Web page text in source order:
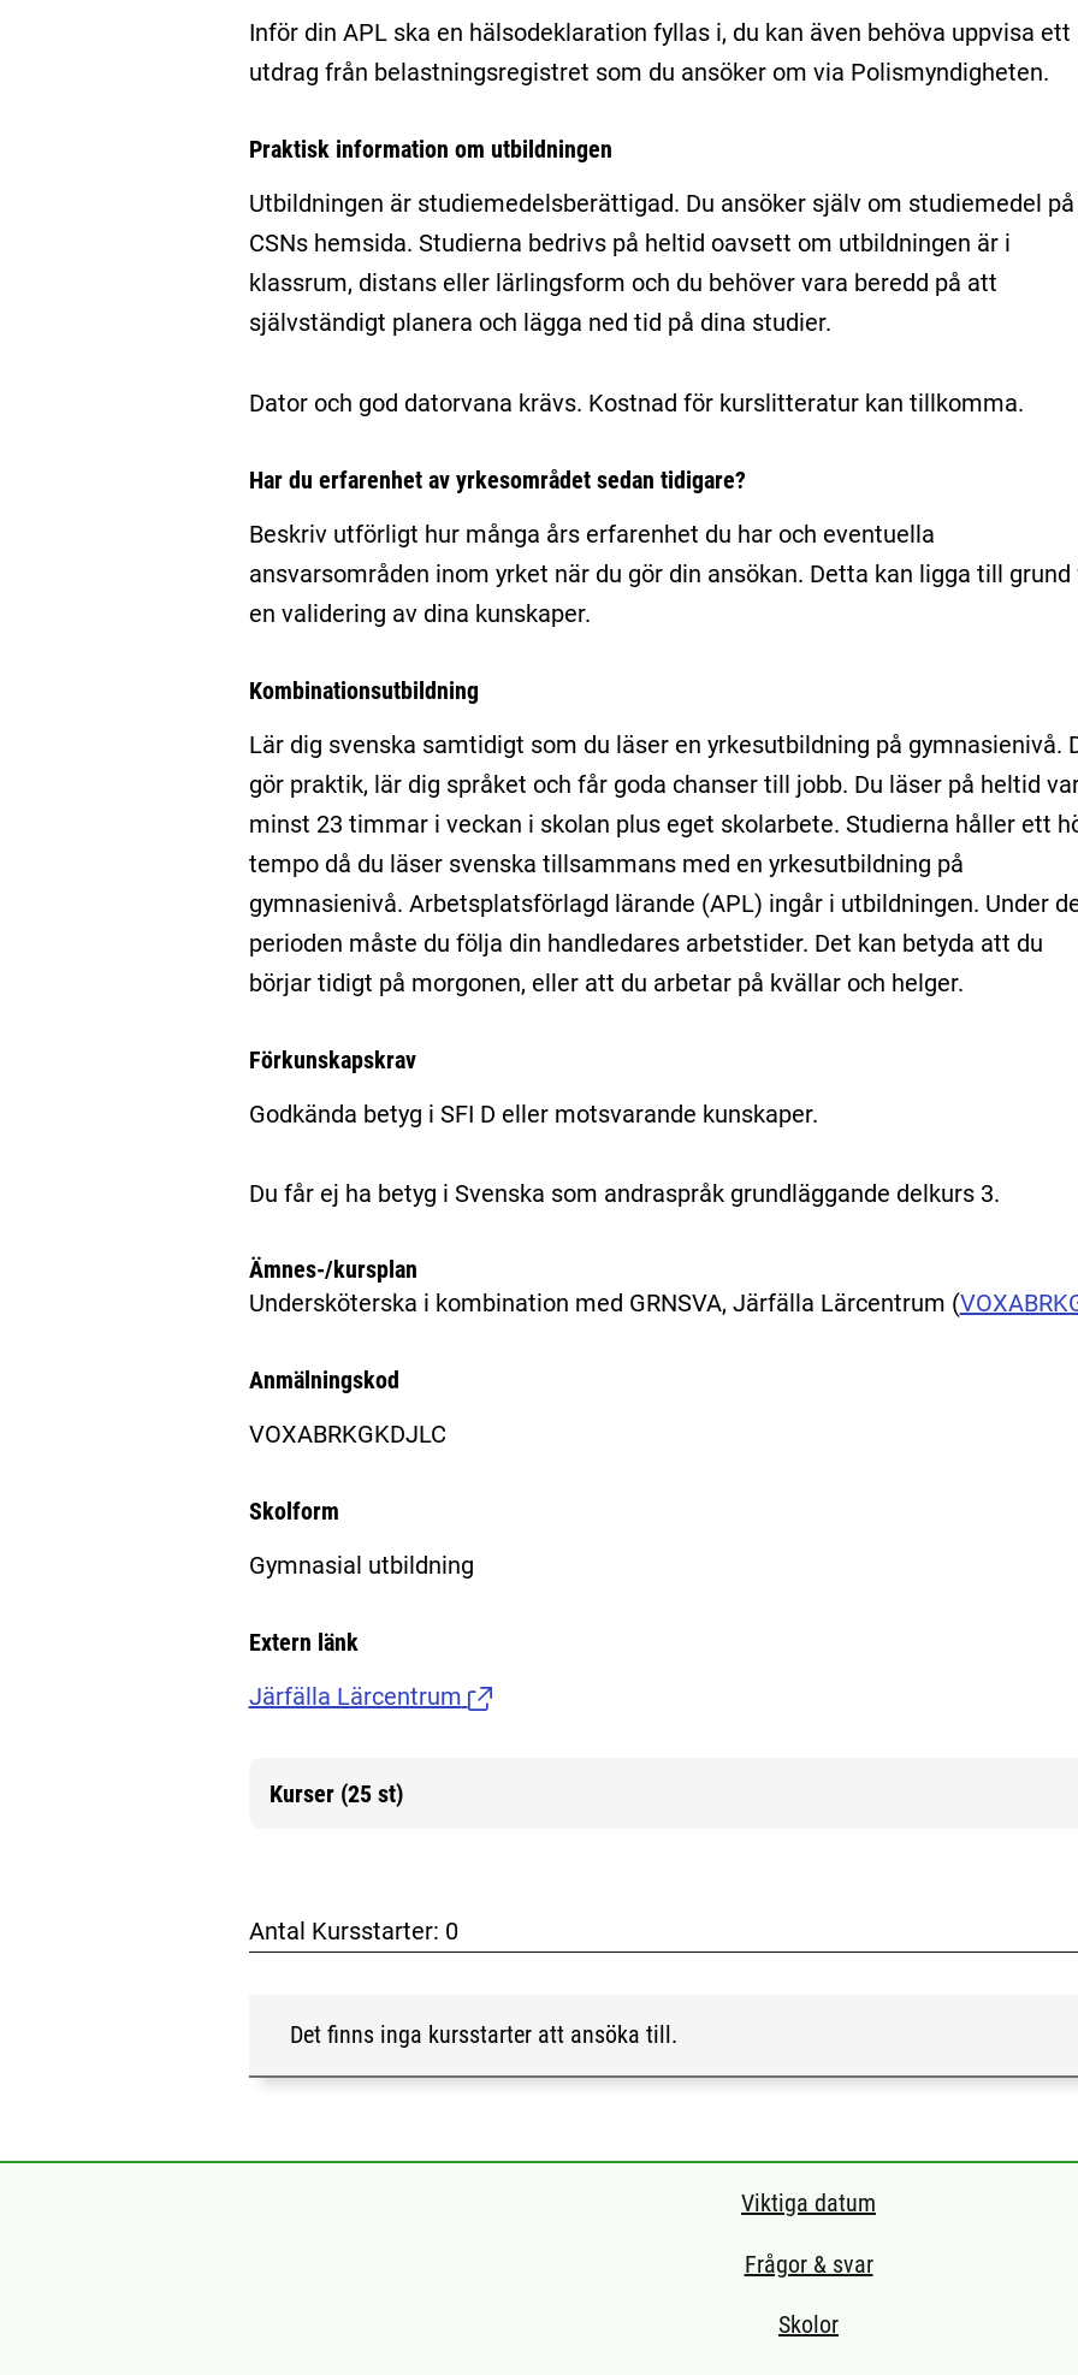
Inför din APL ska en hälsodeklaration fyllas i, du kan även behöva uppvisa ett
utdrag från belastningsregistret som du ansöker om via Polismyndigheten.
Praktisk information om utbildningen
Utbildningen är studiemedelsberättigad. Du ansöker själv om studiemedel på
CSNs hemsida. Studierna bedrivs på heltid oavsett om utbildningen är i
klassrum, distans eller lärlingsform och du behöver vara beredd på att
självständigt planera och lägga ned tid på dina studier.
Dator och god datorvana krävs. Kostnad för kurslitteratur kan tillkomma.
Har du erfarenhet av yrkesområdet sedan tidigare?
Beskriv utförligt hur många års erfarenhet du har och eventuella
ansvarsområden inom yrket när du gör din ansökan. Detta kan ligga till grund
en validering av dina kunskaper.
Kombinationsutbildning
Lär dig svenska samtidigt som du läser en yrkesutbildning på gymnasienivå.
gör praktik, lär dig språket och får goda chanser till jobb. Du läser på heltid
minst 23 timmar i veckan i skolan plus eget skolarbete. Studierna håller ett
tempo då du läser svenska tillsammans med en yrkesutbildning på
gymnasienivå. Arbetsplatsförlagd lärande (APL) ingår i utbildningen. Under
perioden måste du följa din handledares arbetstider. Det kan betyda att du
börjar tidigt på morgonen, eller att du arbetar på kvällar och helger.
Förkunskapskrav
Godkända betyg i SFI D eller motsvarande kunskaper.
Du får ej ha betyg i Svenska som andraspråk grundläggande delkurs 3.
Ämnes-/kursplan
Undersköterska i kombination med GRNSVA, Järfälla Lärcentrum (
Anmälningskod
VOXABRKGKDJLC
Skolform
Gymnasial utbildning
Extern länk
Järfälla Lärcentrum (Länk till extern sida.)
Kurser (25 st)
Mer information
Antal Kursstarter: 0
Det finns inga kursstarter att ansöka till.
Viktiga datum
Frågor & svar
Skolor